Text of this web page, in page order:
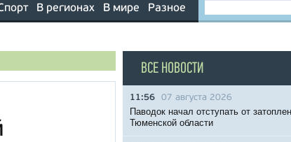
В регионах В мире Разное
ВСЕ НОВОСТИ
11:56 07 августа 2026
Паводок начал отступать от
Тюменской области